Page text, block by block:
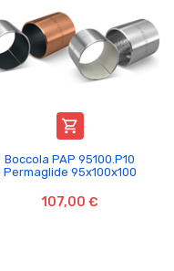

Boccola PAP 95100.P10
Permaglide 95x100x100
107,00 €